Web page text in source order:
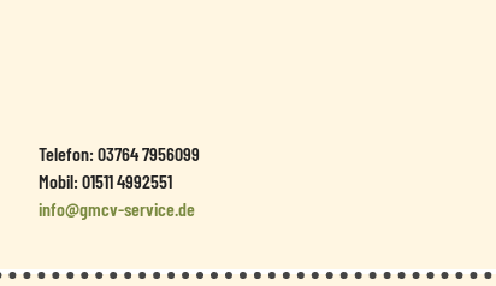
Telefon: 03764 7956099
Mobil: 01511 4992551
info@gmcv-service.de